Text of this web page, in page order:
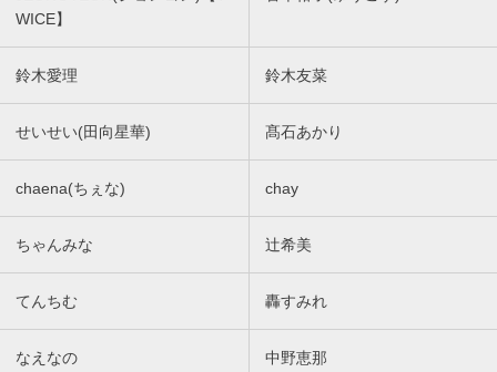
WICE】
鈴木愛理 鈴木友菜
せいせい(田向星華) 髙石あかり
chaena(ちぇな) chay
ちゃんみな 辻希美
てんちむ 轟すみれ
なえなの 中野恵那